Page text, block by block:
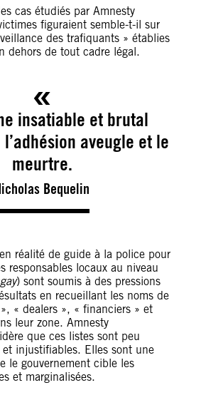
cas étudiés par Amnesty
figuraient semble-t-il sur
des trafiquants » établies
dehors de tout cadre légal.
insatiable et brutal
aveugle et le
meurtre.
Bequelin
réalité de guide à la police pour
responsables locaux au niveau
) sont soumis à des pressions
en recueillant les noms de
« dealers », « financiers » et
leur zone. Amnesty
que ces listes sont peu
injustifiables. Elles sont une
le gouvernement cible les
et marginalisées.